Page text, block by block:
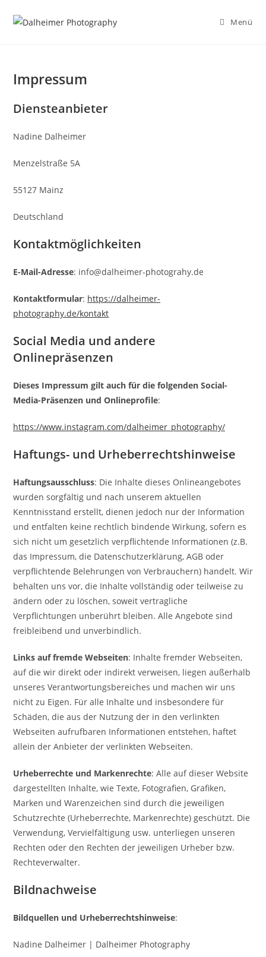
Inhalt
Menü
Impressum
Diensteanbieter
Nadine Dalheimer
Menzelstraße 5A
55127 Mainz
Deutschland
Kontaktmöglichkeiten
E-Mail-Adresse: info@dalheimer-photograhy.de
Kontaktformular: https://dalheimer-
photography.de/kontakt
Social Media und andere
Onlinepräsenzen
Dieses Impressum gilt auch für die folgenden Social-
Media-Präsenzen und Onlineprofile:
https://www.instagram.com/dalheimer_photography/
Haftungs- und Urheberrechtshinweise
Haftungsausschluss: Die Inhalte dieses Onlineangebotes
wurden sorgfältig und nach unserem aktuellen
Kenntnisstand erstellt, dienen jedoch nur der Information
und entfalten keine rechtlich bindende Wirkung, sofern es
sich nicht um gesetzlich verpflichtende Informationen (z.B.
das Impressum, die Datenschutzerklärung, AGB oder
verpflichtende Belehrungen von Verbrauchern) handelt. Wir
behalten uns vor, die Inhalte vollständig oder teilweise zu
ändern oder zu löschen, soweit vertragliche
Verpflichtungen unberührt bleiben. Alle Angebote sind
freibleibend und unverbindlich.
Links auf fremde Webseiten: Inhalte fremder Webseiten,
auf die wir direkt oder indirekt verweisen, liegen außerhalb
unseres Verantwortungsbereiches und machen wir uns
nicht zu Eigen. Für alle Inhalte und insbesondere für
Schäden, die aus der Nutzung der in den verlinkten
Webseiten aufrufbaren Informationen entstehen, haftet
allein der Anbieter der verlinkten Webseiten.
Urheberrechte und Markenrechte: Alle auf dieser Website
dargestellten Inhalte, wie Texte, Fotografien, Grafiken,
Marken und Warenzeichen sind durch die jeweiligen
Schutzrechte (Urheberrechte, Markenrechte) geschützt. Die
Verwendung, Vervielfältigung usw. unterliegen unseren
Rechten oder den Rechten der jeweiligen Urheber bzw.
Rechteverwalter.
Bildnachweise
Bildquellen und Urheberrechtshinweise:
Nadine Dalheimer | Dalheimer Photography